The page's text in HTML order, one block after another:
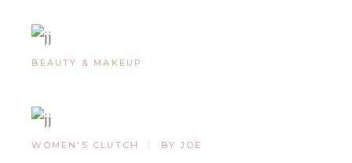
BEAUTY & MAKEUP
WOMEN'S CLUTCH BY JOE